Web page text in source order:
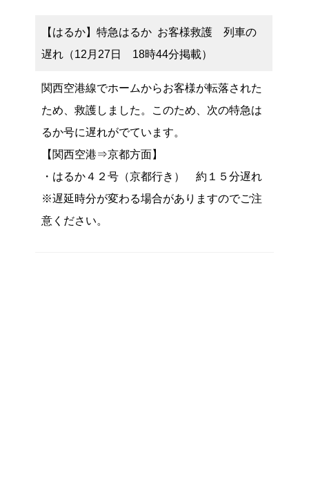
【はるか】特急はるか お客様救護 列車の
遅れ（12月27日 18時44分掲載）
関西空港線でホームからお客様が転落された
ため、救護しました。このため、次の特急は
るか号に遅れがでています。
【関西空港⇒京都方面】
・はるか４２号（京都行き） 約１５分遅れ
※遅延時分が変わる場合がありますのでご注
意ください。